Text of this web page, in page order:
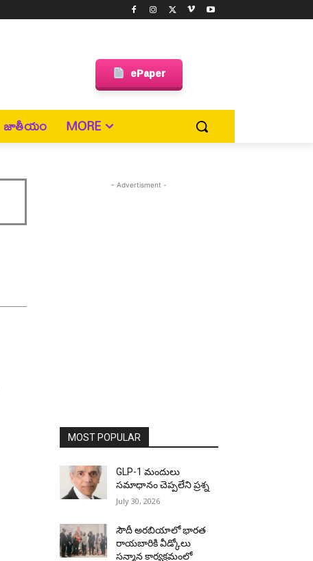
ePaper
జాతీయం MORE
- Advertisment -
MOST POPULAR
GLP-1 మందులు
సమాధానం చెప్పలేని ప్రశ్న
July 30, 2026
సౌదీ అరబియాలో భారత
రాయబారికి వీడ్కోలు
సన్మాన కార్యక్రమంలో